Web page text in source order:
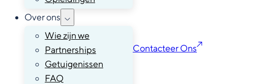
Over ons
Wie zijn we
Partnerships
Getuigenissen
FAQ
Contacteer Ons